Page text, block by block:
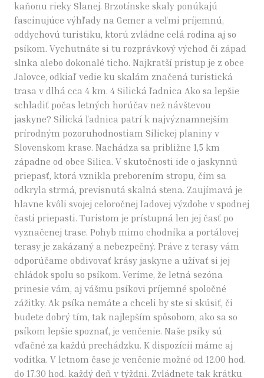
kaňonu rieky Slanej. Brzotínske skaly ponúkajú
fascinujúce výhľady na Gemer a veľmi príjemnú,
oddychovú turistiku, ktorú zvládne celá rodina aj so
psíkom. Vychutnáte si tu rozprávkový východ či západ
slnka alebo dokonalé ticho. Najkratší prístup je z obce
Jalovce, odkiaľ vedie ku skalám značená turistická
trasa v dlhá cca 4 km. 4 Silická ľadnica Ako sa lepšie
schladiť počas letných horúčav než návštevou
jaskyne? Silická ľadnica patrí k najvýznamnejším
prírodným pozoruhodnostiam Silickej planiny v
Slovenskom krase. Nachádza sa približne 1,5 km
západne od obce Silica. V skutočnosti ide o jaskynnú
priepasť, ktorá vznikla preborením stropu, čím sa
odkryla strmá, previsnutá skalná stena. Zaujímavá je
hlavne kvôli svojej celoročnej ľadovej výzdobe v spodnej
časti priepasti. Turistom je prístupná len jej časť po
vyznačenej trase. Pohyb mimo chodníka a portálovej
terasy je zakázaný a nebezpečný. Práve z terasy vám
odporúčame obdivovať krásy jaskyne a užívať si jej
chládok spolu so psíkom. Veríme, že letná sezóna
prinesie vám, aj vášmu psíkovi príjemné spoločné
zážitky. Ak psíka nemáte a chceli by ste si skúsiť, či
budete dobrý tím, tak najlepším spôsobom, ako sa so
psíkom lepšie spoznať, je venčenie. Naše psíky sú
vďačné za každú prechádzku. K dispozícii máme aj
vodítka. V letnom čase je venčenie možné od 12.00 hod.
do 17.30 hod. každý deň v týždni. Zvládnete tak krátku